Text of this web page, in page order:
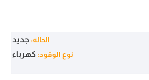
الحالة: جديد
نوع الوقود: كهرباء